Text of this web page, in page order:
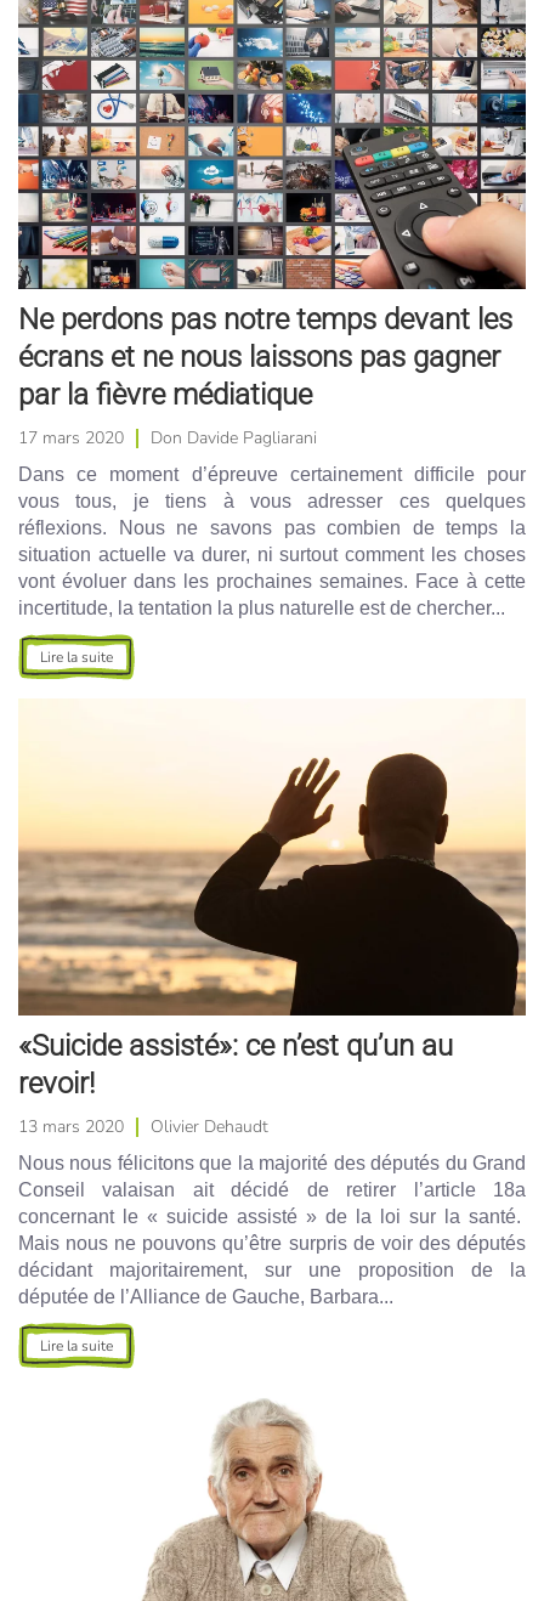
Ne perdons pas notre temps devant les
écrans et ne nous laissons pas gagner
par la fièvre médiatique
17 mars 2020 Don Davide Pagliarani
Dans ce moment d’épreuve certainement difficile pour
vous tous, je tiens à vous adresser ces quelques
réflexions. Nous ne savons pas combien de temps la
situation actuelle va durer, ni surtout comment les choses
vont évoluer dans les prochaines semaines. Face à cette
incertitude, la tentation la plus naturelle est de chercher...
Lire la suite
«Suicide assisté»: ce n’est qu’un au
revoir!
13 mars 2020 Olivier Dehaudt
Nous nous félicitons que la majorité des députés du Grand
Conseil valaisan ait décidé de retirer l’article 18a
concernant le « suicide assisté » de la loi sur la santé.
Mais nous ne pouvons qu’être surpris de voir des députés
décidant majoritairement, sur une proposition de la
députée de l’Alliance de Gauche, Barbara...
Lire la suite